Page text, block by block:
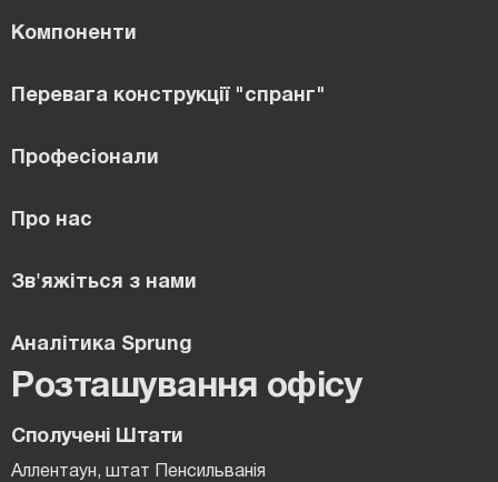
Компоненти
Перевага конструкції "спранг"
Професіонали
Про нас
Зв'яжіться з нами
Аналітика Sprung
Розташування офісу
Сполучені Штати
Аллентаун, штат Пенсильванія